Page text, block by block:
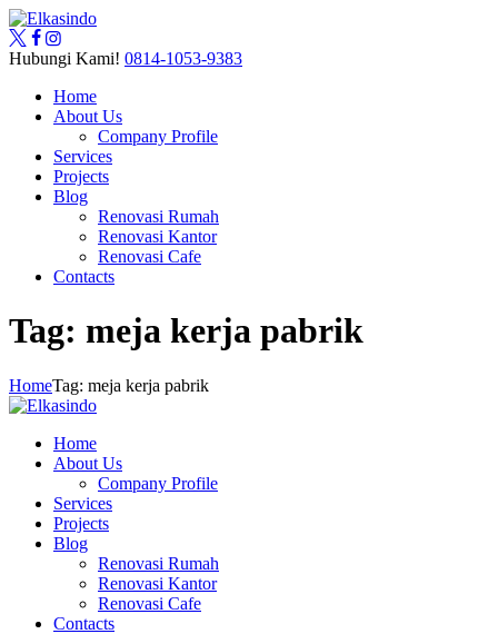
Hubungi Kami! 0814-1053-9383
Home
About Us
Company Profile
Services
Projects
Blog
Renovasi Rumah
Renovasi Kantor
Renovasi Cafe
Contacts
Tag: meja kerja pabrik
HomeTag: meja kerja pabrik
Home
About Us
Company Profile
Services
Projects
Blog
Renovasi Rumah
Renovasi Kantor
Renovasi Cafe
Contacts